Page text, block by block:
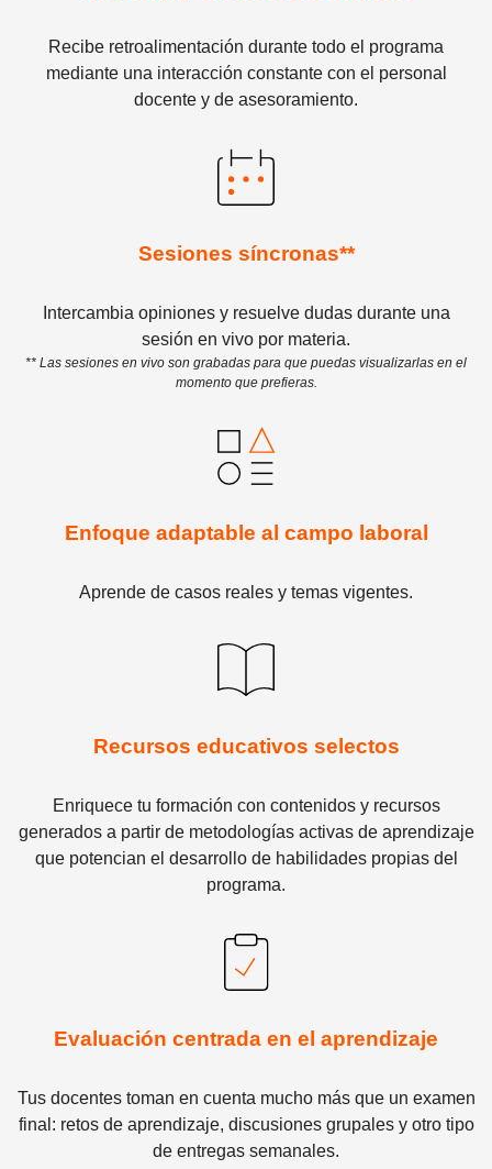
Recibe retroalimentación durante todo el programa
mediante una interacción constante con el personal
docente y de asesoramiento.
Sesiones síncronas**
Intercambia opiniones y resuelve dudas durante una
sesión en vivo por materia.
** Las sesiones en vivo son grabadas para que puedas visualizarlas en el
momento que prefieras.
Enfoque adaptable al campo laboral
Aprende de casos reales y temas vigentes.
Recursos educativos selectos
Enriquece tu formación con contenidos y recursos
generados a partir de metodologías activas de aprendizaje
que potencian el desarrollo de habilidades propias del
programa.
Evaluación centrada en el aprendizaje
Tus docentes toman en cuenta mucho más que un examen
final: retos de aprendizaje, discusiones grupales y otro tipo
de entregas semanales.